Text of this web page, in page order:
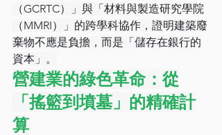
（GCRTC）」與「材料與製造研究學院
（MMRI）」的跨學科協作，證明建築廢
棄物不應是負擔，而是「儲存在銀行的
資本」。
營建業的綠色革命：從
「搖籃到墳墓」的精確計
算